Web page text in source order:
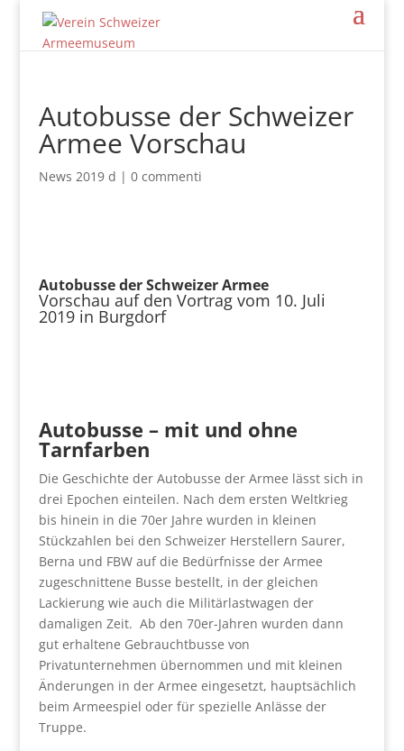
Autobusse der Schweizer
Armee Vorschau
News 2019 d | 0 commenti
Autobusse der Schweizer Armee
Vorschau auf den Vortrag vom 10. Juli
2019 in Burgdorf
Autobusse – mit und ohne
Tarnfarben
Die Geschichte der Autobusse der Armee lässt sich in
drei Epochen einteilen. Nach dem ersten Weltkrieg
bis hinein in die 70er Jahre wurden in kleinen
Stückzahlen bei den Schweizer Herstellern Saurer,
Berna und FBW auf die Bedürfnisse der Armee
zugeschnittene Busse bestellt, in der gleichen
Lackierung wie auch die Militärlastwagen der
damaligen Zeit. Ab den 70er-Jahren wurden dann
gut erhaltene Gebrauchtbusse von
Privatunternehmen übernommen und mit kleinen
Änderungen in der Armee eingesetzt, hauptsächlich
beim Armeespiel oder für spezielle Anlässe der
Truppe.